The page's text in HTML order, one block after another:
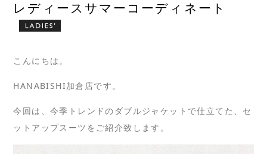
レディースサマーコーディネート
こんにちは。
HANABISHI加倉店です。
今回は、今季トレンドのダブルジャケットで仕立てた、セ
ットアップスーツをご紹介致します。